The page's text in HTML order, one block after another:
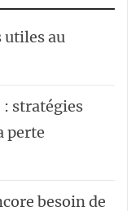
utiles au
: stratégies
perte
besoin de